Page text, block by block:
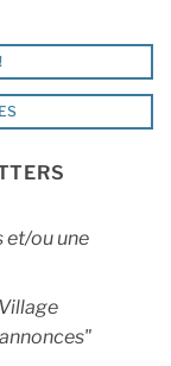
et/ou une